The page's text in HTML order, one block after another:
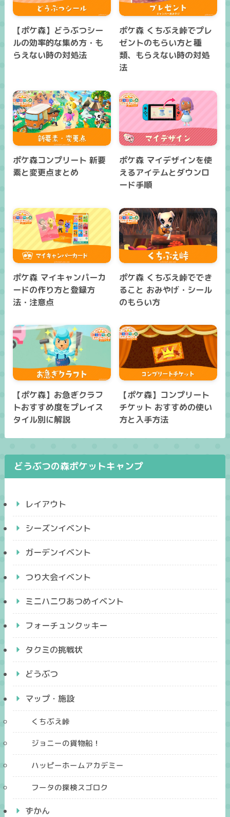
【ポケ森】どうぶつシー
ルの効率的な集め方・も
らえない時の対処法
ポケ森 くちぶえ峠でプレ
ゼントのもらい方と種
類、もらえない時の対処
法
ポケ森コンプリート 新要
素と変更点まとめ
ポケ森 マイデザインを使
えるアイテムとダウンロ
ード手順
ポケ森 マイキャンパーカ
ードの作り方と登録方
法・注意点
ポケ森 くちぶえ峠ででき
ること おみやげ・シール
のもらい方
【ポケ森】お急ぎクラフ
トおすすめ度をプレイス
タイル別に解説
【ポケ森】コンプリート
チケット おすすめの使い
方と入手方法
どうぶつの森ポケットキャンプ
レイアウト
シーズンイベント
ガーデンイベント
つり大会イベント
ミニハニワあつめイベント
フォーチュンクッキー
タクミの挑戦状
どうぶつ
マップ・施設
くちぶえ峠
ジョニーの貨物船！
ハッピーホームアカデミー
フータの探検スゴロク
ずかん